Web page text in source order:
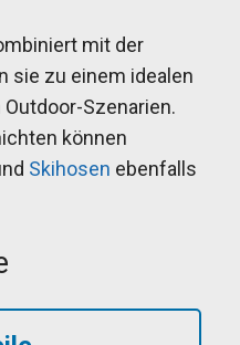
mit der
sie zu einem idealen
Szenarien.
können
Skihosen ebenfalls